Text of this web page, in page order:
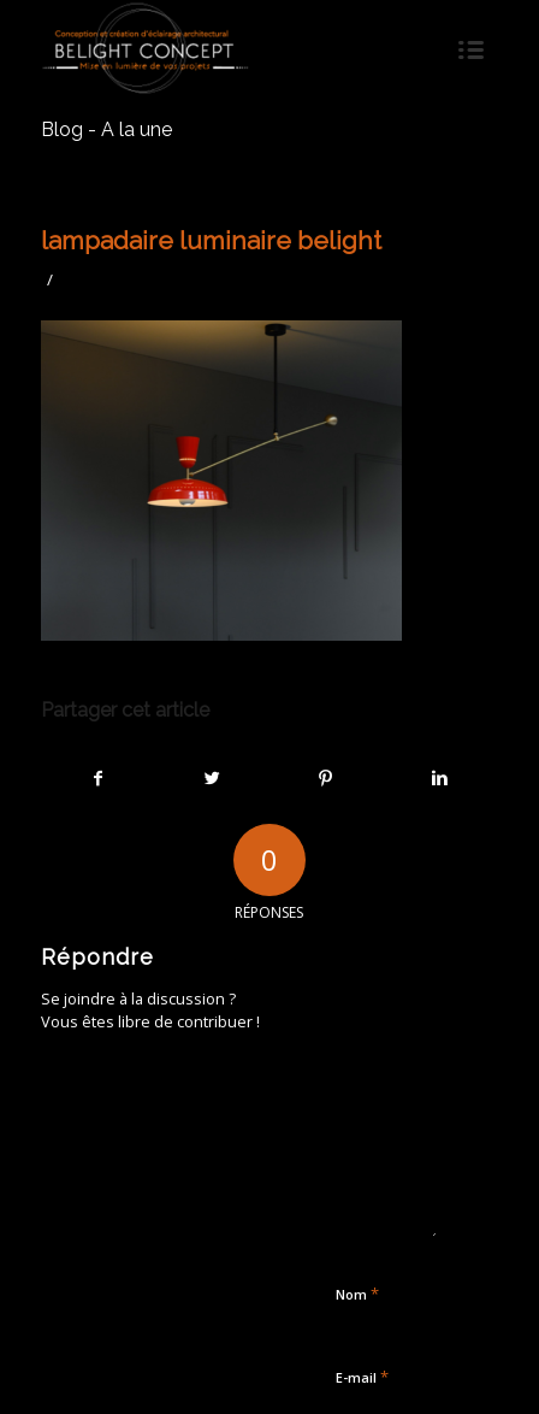
Blog - A la une
lampadaire luminaire belight
/
Partager cet article
0
RÉPONSES
Répondre
Se joindre à la discussion ?
Vous êtes libre de contribuer !
Nom *
E-mail *